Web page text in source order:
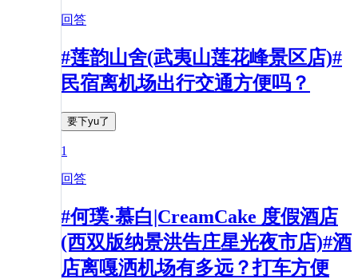
回答
#莲韵山舍(武夷山莲花峰景区店)#
民宿离机场出行交通方便吗？
要下yu了
1
回答
#何璞·慕白|CreamCake 度假酒店
(西双版纳景洪告庄星光夜市店)#酒
店离嘎洒机场有多远？打车方便